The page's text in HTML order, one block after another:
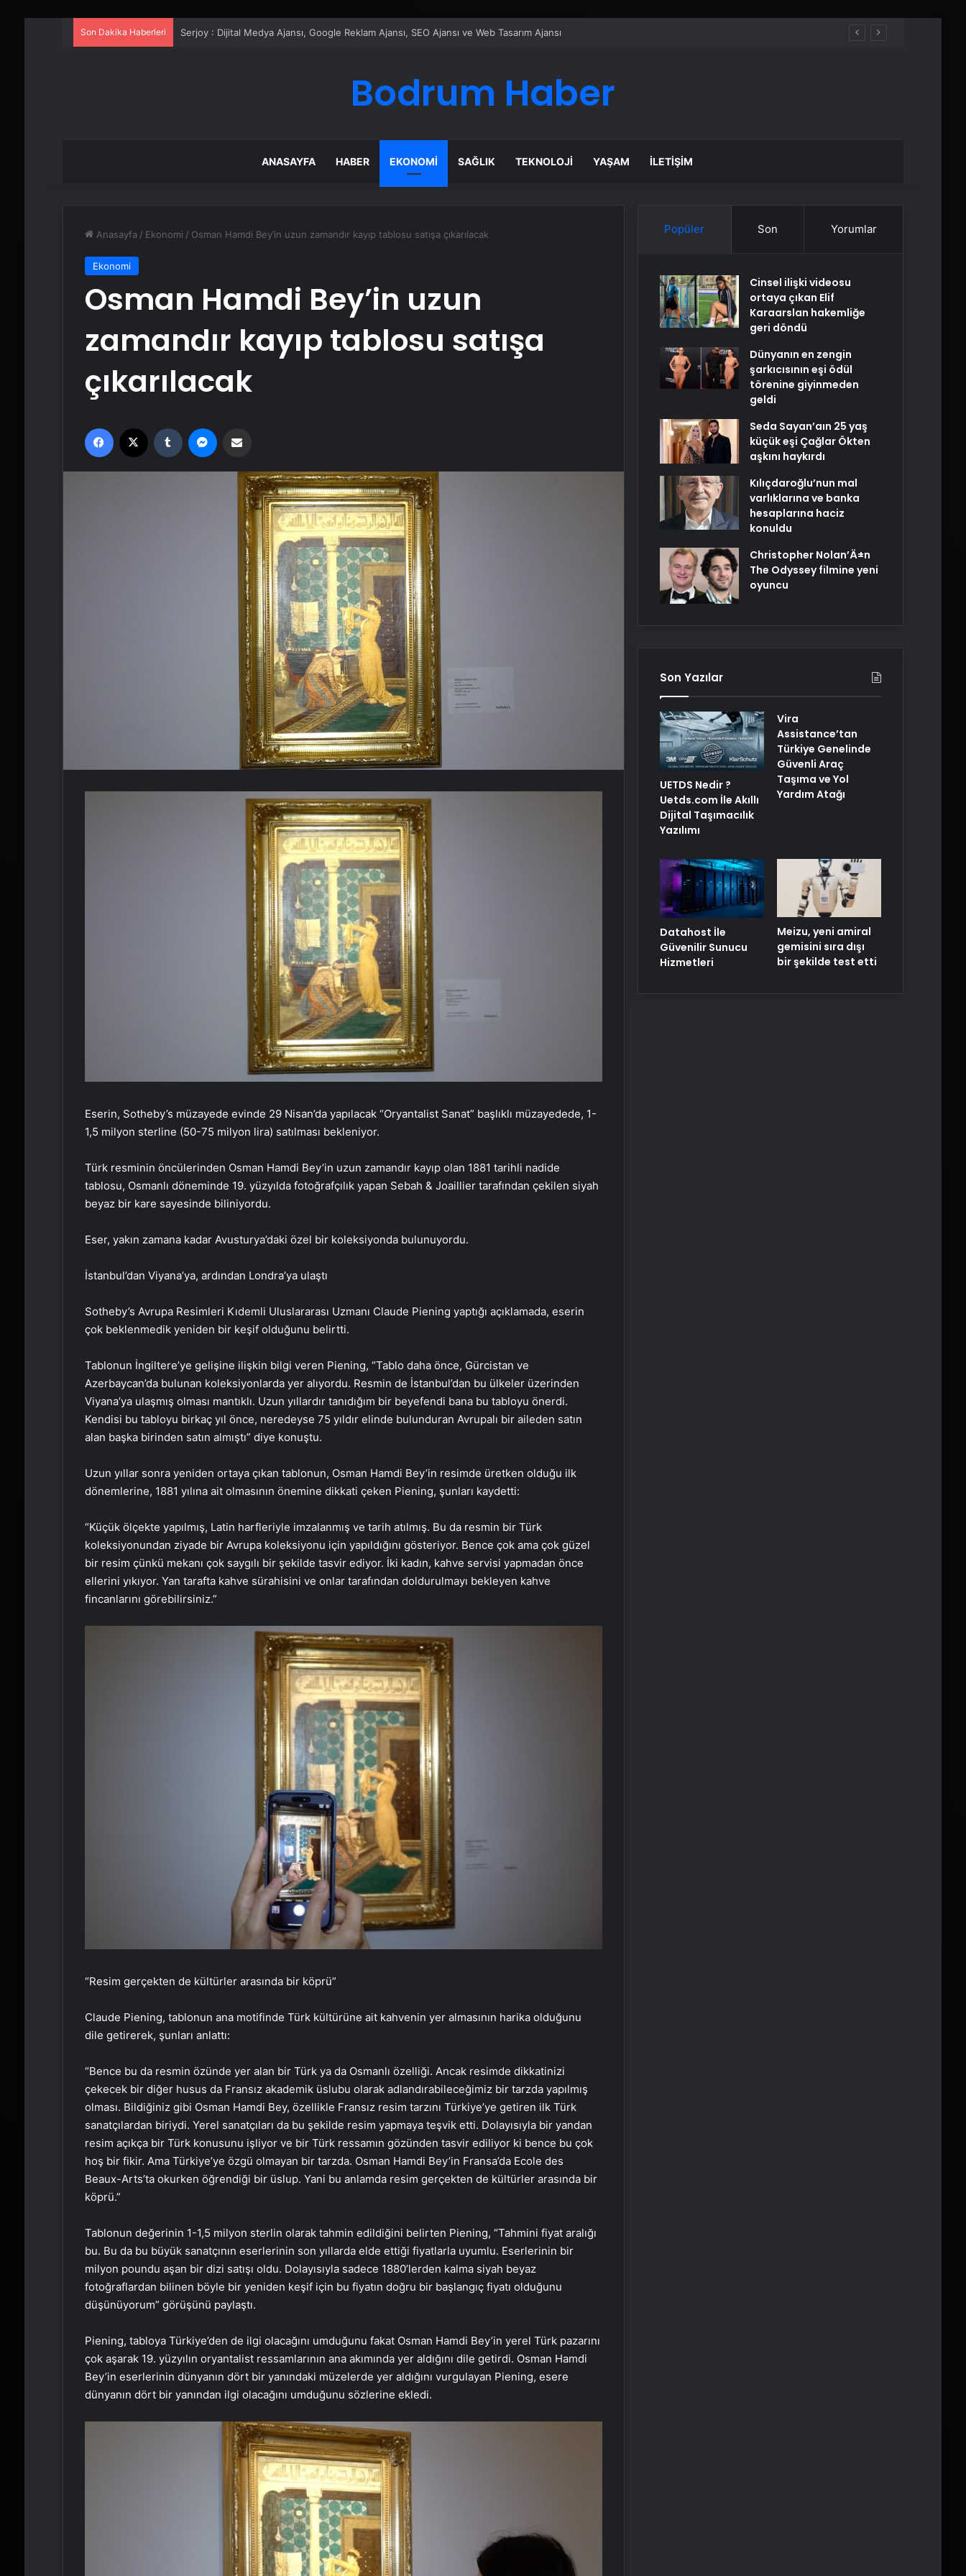
Son Dakika Haberleri UETDS Nedir ? Uetds.com İle Akıllı Dijital Taşımacılık Yazılımı
Bodrum Haber
ANASAYFA HABER EKONOMI SAĞLIK TEKNOLOJI YAŞAM İLETIŞIM
Anasayfa / Ekonomi / Osman Hamdi Bey’in uzun zamandır kayıp tablosu satışa çıkarılacak
Ekonomi
Osman Hamdi Bey’in uzun
zamandır kayıp tablosu satışa
çıkarılacak
Facebook Tumblr
Eserin, Sotheby’s müzayede evinde 29 Nisan’da yapılacak “Oryantalist Sanat” başlıklı müzayedede, 1-
1,5 milyon sterline (50-75 milyon lira) satılması bekleniyor.
Türk resminin öncülerinden Osman Hamdi Bey’in uzun zamandır kayıp olan 1881 tarihli nadide
tablosu, Osmanlı döneminde 19. yüzyılda fotoğrafçılık yapan Sebah & Joaillier tarafından çekilen siyah
beyaz bir kare sayesinde biliniyordu.
Eser, yakın zamana kadar Avusturya’daki özel bir koleksiyonda bulunuyordu.
İstanbul’dan Viyana’ya, ardından Londra’ya ulaştı
Sotheby’s Avrupa Resimleri Kıdemli Uluslararası Uzmanı Claude Piening yaptığı açıklamada, eserin
çok beklenmedik yeniden bir keşif olduğunu belirtti.
Tablonun İngiltere’ye gelişine ilişkin bilgi veren Piening, “Tablo daha önce, Gürcistan ve
Azerbaycan’da bulunan koleksiyonlarda yer alıyordu. Resmin de İstanbul’dan bu ülkeler üzerinden
Viyana’ya ulaşmış olması mantıklı. Uzun yıllardır tanıdığım bir beyefendi bana bu tabloyu önerdi.
Kendisi bu tabloyu birkaç yıl önce, neredeyse 75 yıldır elinde bulunduran Avrupalı bir aileden satın
alan başka birinden satın almıştı” diye konuştu.
Uzun yıllar sonra yeniden ortaya çıkan tablonun, Osman Hamdi Bey’in resimde üretken olduğu ilk
dönemlerine, 1881 yılına ait olmasının önemine dikkati çeken Piening, şunları kaydetti:
“Küçük ölçekte yapılmış, Latin harfleriyle imzalanmış ve tarih atılmış. Bu da resmin bir Türk
koleksiyonundan ziyade bir Avrupa koleksiyonu için yapıldığını gösteriyor. Bence çok ama çok güzel
bir resim çünkü mekanı çok saygılı bir şekilde tasvir ediyor. İki kadın, kahve servisi yapmadan önce
ellerini yıkıyor. Yan tarafta kahve sürahisini ve onlar tarafından doldurulmayı bekleyen kahve
fincanlarını görebilirsiniz.”
“Resim gerçekten de kültürler arasında bir köprü”
Claude Piening, tablonun ana motifinde Türk kültürüne ait kahvenin yer almasının harika olduğunu
dile getirerek, şunları anlattı:
“Bence bu da resmin özünde yer alan bir Türk ya da Osmanlı özelliği. Ancak resimde dikkatinizi
çekecek bir diğer husus da Fransız akademik üslubu olarak adlandırabileceğimiz bir tarzda yapılmış
olması. Bildiğiniz gibi Osman Hamdi Bey, özellikle Fransız resim tarzını Türkiye’ye getiren ilk Türk
sanatçılardan biriydi. Yerel sanatçıları da bu şekilde resim yapmaya teşvik etti. Dolayısıyla bir yandan
resim açıkça bir Türk konusunu işliyor ve bir Türk ressamın gözünden tasvir ediliyor ki bence bu çok
hoş bir fikir. Ama Türkiye’ye özgü olmayan bir tarzda. Osman Hamdi Bey’in Fransa’da Ecole des
Beaux-Arts’ta okurken öğrendiği bir üslup. Yani bu anlamda resim gerçekten de kültürler arasında bir
köprü.”
Tablonun değerinin 1-1,5 milyon sterlin olarak tahmin edildiğini belirten Piening, “Tahmini fiyat aralığı
bu. Bu da bu büyük sanatçının eserlerinin son yıllarda elde ettiği fiyatlarla uyumlu. Eserlerinin bir
milyon poundu aşan bir dizi satışı oldu. Dolayısıyla sadece 1880’lerden kalma siyah beyaz
fotoğraflardan bilinen böyle bir yeniden keşif için bu fiyatın doğru bir başlangıç fiyatı olduğunu
düşünüyorum” görüşünü paylaştı.
Piening, tabloya Türkiye’den de ilgi olacağını umduğunu fakat Osman Hamdi Bey’in yerel Türk pazarını
çok aşarak 19. yüzyılın oryantalist ressamlarının ana akımında yer aldığını dile getirdi. Osman Hamdi
Bey’in eserlerinin dünyanın dört bir yanındaki müzelerde yer aldığını vurgulayan Piening, esere
dünyanın dört bir yanından ilgi olacağını umduğunu sözlerine ekledi.
Popüler Son Yorumlar
Cinsel ilişki videosu
ortaya çıkan Elif
Karaarslan hakemliğe
geri döndü
Dünyanın en zengin
şarkıcısının eşi ödül
törenine giyinmeden
geldi
Seda Sayan’aın 25 yaş
küçük eşi Çağlar Ökten
aşkını haykırdı
Kılıçdaroğlu’nun mal
varlıklarına ve banka
hesaplarına haciz
konuldu
Christopher Nolan’Ä±n
The Odyssey filmine yeni
oyuncu
Son Yazılar
UETDS Nedir ?
Uetds.com İle Akıllı
Dijital Taşımacılık
Yazılımı
Vira
Assistance’tan
Türkiye Genelinde
Güvenli Araç
Taşıma ve Yol
Yardım Atağı
Datahost İle
Güvenilir Sunucu
Hizmetleri
Meizu, yeni amiral
gemisini sıra dışı
bir şekilde test etti